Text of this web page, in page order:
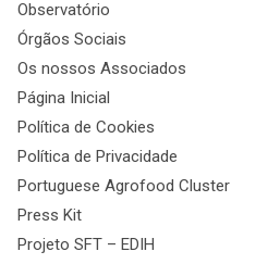
Observatório
Órgãos Sociais
Os nossos Associados
Página Inicial
Política de Cookies
Política de Privacidade
Portuguese Agrofood Cluster
Press Kit
Projeto SFT – EDIH